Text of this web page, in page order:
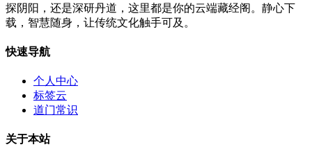
探阴阳，还是深研丹道，这里都是你的云端藏经阁。静心下
载，智慧随身，让传统文化触手可及。
快速导航
个人中心
标签云
道门常识
关于本站